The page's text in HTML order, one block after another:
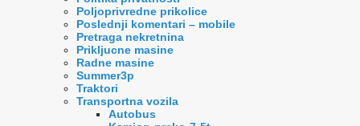
Poljoprivredne prikolice
Poslednji komentari – mobile
Pretraga nekretnina
Prikljucne masine
Radne masine
Summer3p
Traktori
Transportna vozila
Autobus